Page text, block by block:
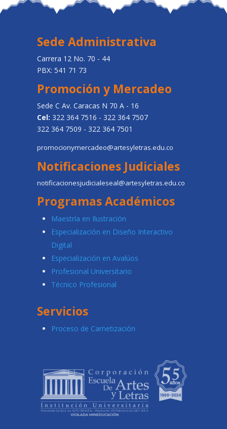
Sede Administrativa
Carrera 12 No. 70 - 44
PBX: 541 71 73
Promoción y Mercadeo
Sede C Av. Caracas N 70 A - 16
Cel: 322 364 7516 - 322 364 7507
322 364 7509 - 322 364 7501
promocionymercadeo@artesyletras.edu.co
Notificaciones Judiciales
notificacionesjudicialeseal@artesyletras.edu.co
Programas Académicos
Maestría en Ilustración
Especialización en Diseño Interactivo
Digital
Especialización en Avalúos
Profesional Universitario
Técnico Profesional
Servicios
Proceso de Carnetización